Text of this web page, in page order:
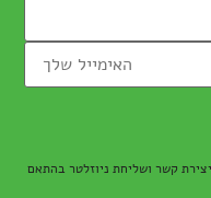
קשר ושליחת ניוזלטר בהתאם